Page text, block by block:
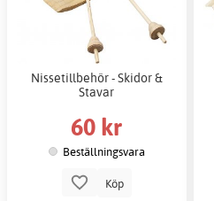
Nissetillbehör - Skidor &
Stavar
60 kr
Beställningsvara
Köp